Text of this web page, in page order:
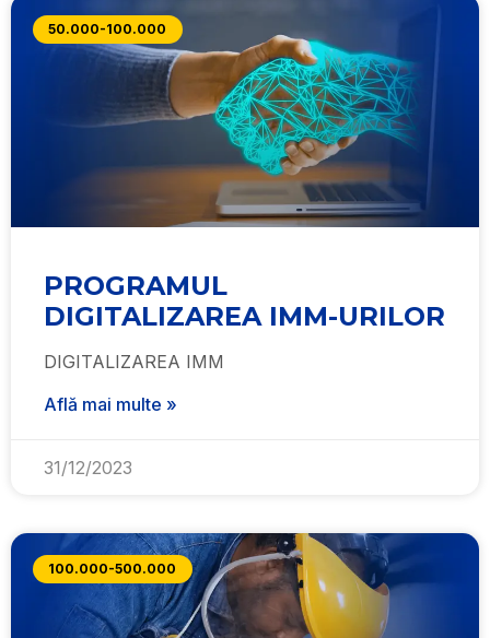
50.000-100.000
PROGRAMUL
DIGITALIZAREA IMM-URILOR
DIGITALIZAREA IMM
Află mai multe »
31/12/2023
100.000-500.000